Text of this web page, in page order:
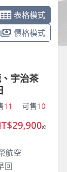
表格模式
價格模式
宇治茶
11 可售10
航空
回
起